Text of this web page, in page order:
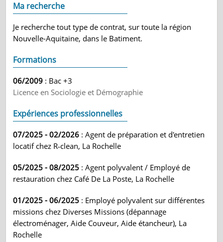
Ma recherche
Je recherche tout type de contrat, sur toute la région
Nouvelle-Aquitaine, dans le Batiment.
Formations
06/2009 : Bac +3
Licence en Sociologie et Démographie
Expériences professionnelles
07/2025 - 02/2026 : Agent de préparation et d'entretien
locatif chez R‑clean, La Rochelle
05/2025 - 08/2025 : Agent polyvalent / Employé de
restauration chez Café De La Poste, La Rochelle
01/2025 - 06/2025 : Employé polyvalent sur différentes
missions chez Diverses Missions (dépannage
électroménager, Aide Couveur, Aide étancheur), La
Rochelle